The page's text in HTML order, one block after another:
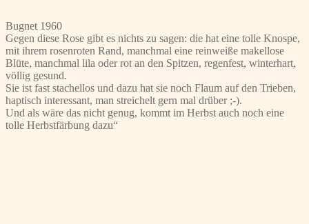
Bugnet 1960
Gegen diese Rose gibt es nichts zu sagen: die hat eine tolle Knospe,
mit ihrem rosenroten Rand, manchmal eine reinweiße makellose
Blüte, manchmal lila oder rot an den Spitzen, regenfest, winterhart,
völlig gesund.
Sie ist fast stachellos und dazu hat sie noch Flaum auf den Trieben,
haptisch interessant, man streichelt gern mal drüber ;-).
Und als wäre das nicht genug, kommt im Herbst auch noch eine
tolle Herbstfärbung dazu“